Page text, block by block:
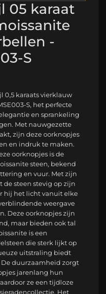
05 karaat
-
S
0,5 karaats vierklauw
S, het perfecte
en sprankeling
Met nauwgezette
zijn deze oorknopjes
en indruk te maken.
oorknopjes is de
steen, bekend
en vuur. Met zijn
steen stevig op zijn
hij het licht vanuit elke
weergave
Deze oorknopjes zijn
maar bieden ook tal
is een
die sterk lijkt op
uitstraling biedt
duurzaamheid zorgt
jarenlang hun
ze een tijdloze
Het